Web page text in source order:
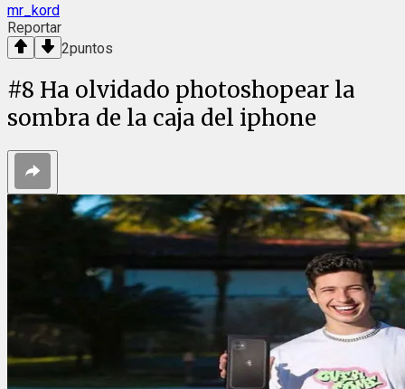
mr_kord
Reportar
2puntos
#8 Ha olvidado photoshopear la
sombra de la caja del iphone